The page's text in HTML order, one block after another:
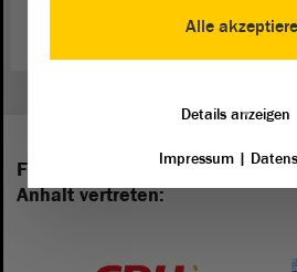
Folgende Fraktionen sind im
Anhalt vertreten:
Alle
Details anzeigen
Impressum|